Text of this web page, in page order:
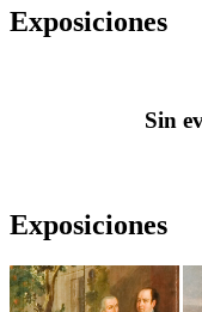
Exposiciones
Sin
Exposiciones